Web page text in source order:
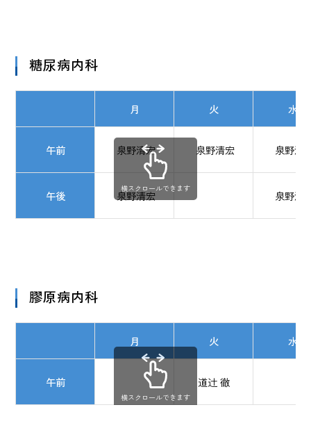
糖尿病内科
月 火 水
午前 泉野清宏 泉野清宏 泉野清
午後 泉野清宏 泉野清
横スクロールできます
膠原病内科
月 火 水
午前 道辻 徹
横スクロールできます